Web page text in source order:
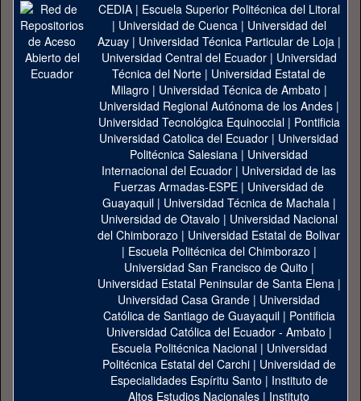
CEDIA| Escuela Superior Politécnica del Litoral
| Universidad de Cuenca| Universidad del
Azuay| Universidad Técnica Particular de Loja|
Universidad Central del Ecuador| Universidad
Técnica del Norte | Universidad Estatal de
Milagro | Universidad Técnica de Ambato |
Universidad Regional Autónoma de los Andes|
Universidad Tecnológica Equinoccial| Pontificia
Universidad Catolica del Ecuador | Universidad
Politécnica Salesiana | Universidad
Internacional del Ecuador | Universidad de las
Fuerzas Armadas-ESPE | Universidad de
Guayaquil| Universidad Técnica de Machala|
Universidad de Otavalo | Universidad Nacional
del Chimborazo | Universidad Estatal de Bolivar
| Escuela Politécnica del Chimborazo |
Universidad San Francisco de Quito |
Universidad Estatal Peninsular de Santa Elena|
Universidad Casa Grande | Universidad
Católica de Santiago de Guayaquil| Pontificia
Universidad Católica del Ecuador - Ambato |
Escuela Politécnica Nacional| Universidad
Politécnica Estatal del Carchi| Universidad de
Especialidades Espíritu Santo | Instituto de
Altos Estudios Nacionales | Instituto